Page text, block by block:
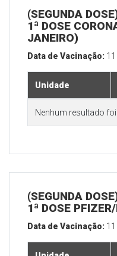
(SEGUNDA
1ª DOSE
JANEIRO)
Data de Vacinação:
Unidade
Nenhum resultado
(SEGUNDA
1ª DOSE
Data de Vacinação: